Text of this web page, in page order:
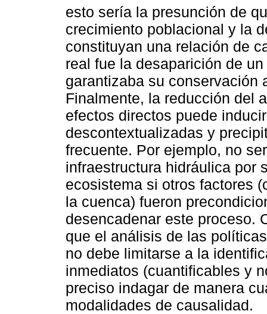
esto sería la presunción de
crecimiento poblacional y la
constituyan una relación de
real fue la desaparición de
garantizaba su conservación
Finalmente, la reducción del
efectos directos puede
descontextualizadas y
frecuente. Por ejemplo, no
infraestructura hidráulica por
ecosistema si otros factores
la cuenca) fueron
desencadenar este proceso.
que el análisis de las
no debe limitarse a la
inmediatos (cuantificables y
preciso indagar de manera
modalidades de causalidad.